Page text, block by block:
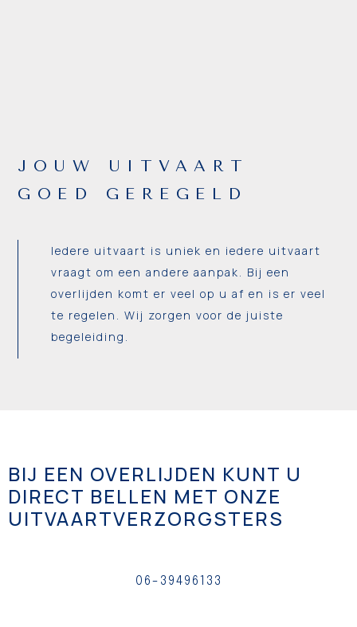
JOUW UITVAART
GOED GEREGELD
Iedere uitvaart is uniek en iedere uitvaart
vraagt om een andere aanpak. Bij een
overlijden komt er veel op u af en is er veel
te regelen. Wij zorgen voor de juiste
begeleiding.
BIJ EEN OVERLIJDEN KUNT U
DIRECT BELLEN MET ONZE
UITVAARTVERZORGSTERS
06-39496133